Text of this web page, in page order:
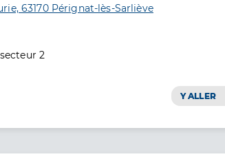
63170 Pérignat-lès-Sarliève
2
Y ALLER